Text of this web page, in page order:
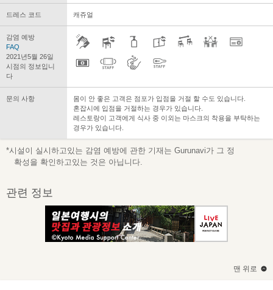
드레스 코드 캐쥬얼
감염 예방
FAQ
2021년5월 26일
시점의 정보입니
다
문의 사항
몸이 안 좋은 고객은 점포가 입점을 거절 할 수도 있습니다.
혼잡시에 입점을 거절하는 경우가 있습니다.
레스토랑이 고객에게 식사 중 이외는 마스크의 착용을 부탁하는
경우가 있습니다.
*시설이 실시하고있는 감염 예방에 관한 기재는 Gurunavi가 그 정
확성을 확인하고있는 것은 아닙니다.
관련 정보
맨 위로